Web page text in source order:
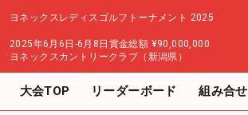
ヨネックスレディスゴルフトーナメント 2025
2025年6月6日-6月8日 賞金総額 ¥90,000,000
ヨネックスカントリークラブ（新潟県）
大会TOP リーダーボード 組み合せ